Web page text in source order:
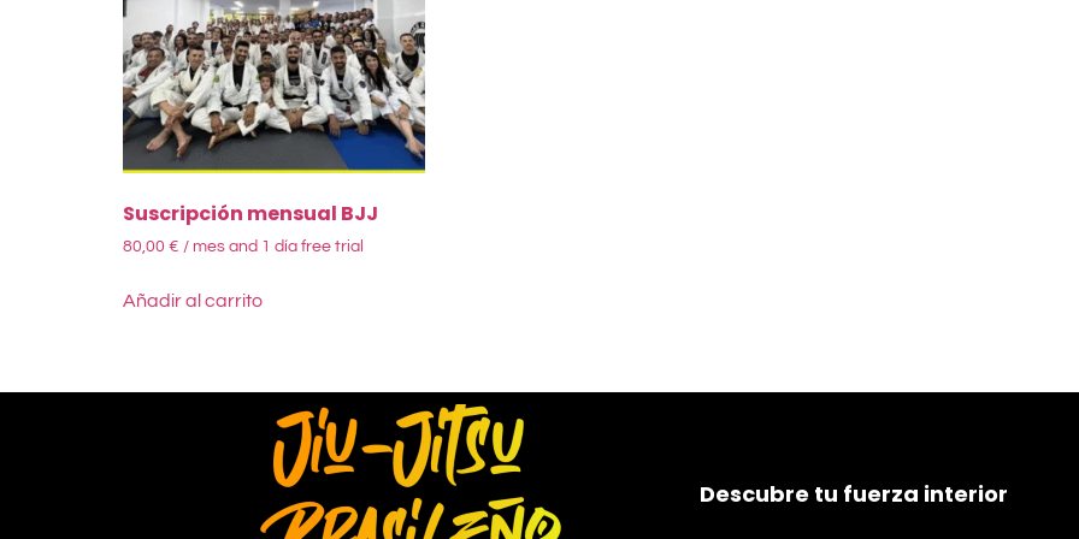
Suscripción mensual BJJ
80,00 € / mes and 1 día free trial
Añadir al carrito
Descubre tu fuerza interior